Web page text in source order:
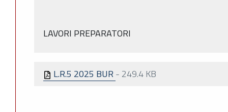
LAVORI PREPARATORI
L.R.5 2025 BUR - 249.4 KB